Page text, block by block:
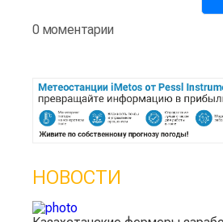
0 моментарии
НОВОСТИ